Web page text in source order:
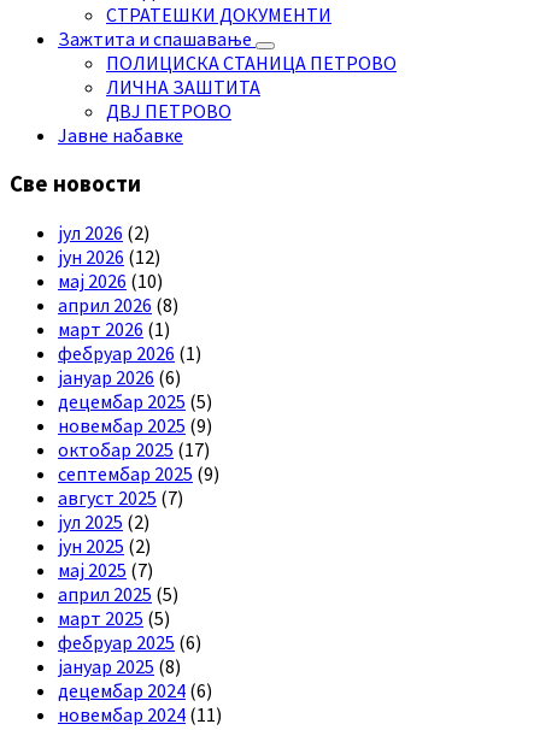
СТРАТЕШКИ ДОКУМЕНТИ
Зажтита и спашавање
ПОЛИЦИСКА СТАНИЦА ПЕТРОВО
ЛИЧНА ЗАШТИТА
ДВЈ ПЕТРОВО
Јавне набавке
Све новости
јул 2026 (2)
јун 2026 (12)
мај 2026 (10)
април 2026 (8)
март 2026 (1)
фебруар 2026 (1)
јануар 2026 (6)
децембар 2025 (5)
новембар 2025 (9)
октобар 2025 (17)
септембар 2025 (9)
август 2025 (7)
јул 2025 (2)
јун 2025 (2)
мај 2025 (7)
април 2025 (5)
март 2025 (5)
фебруар 2025 (6)
јануар 2025 (8)
децембар 2024 (6)
новембар 2024 (11)